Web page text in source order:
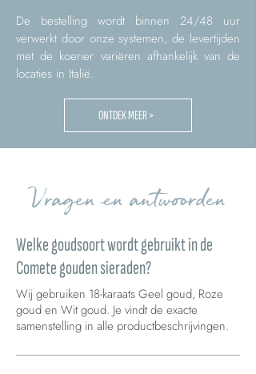
De bestelling wordt binnen 24/48 uur
verwerkt door onze systemen, de levertijden
met de koerier variëren afhankelijk van de
locaties in Italië.
ONTDEK MEER >
Vragen en antwoorden
Welke goudsoort wordt gebruikt in de
Comete gouden sieraden?
Wij gebruiken 18-karaats Geel goud, Roze
goud en Wit goud. Je vindt de exacte
samenstelling in alle productbeschrijvingen.